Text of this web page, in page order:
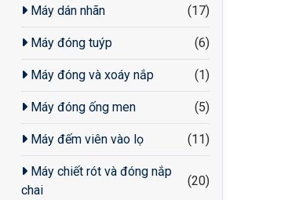
Máy dán nhãn (17)
Máy đóng tuýp (6)
Máy đóng và xoáy nắp (1)
Máy đóng ống men (5)
Máy đếm viên vào lọ (11)
Máy chiết rót và đóng nắp
chai
(20)